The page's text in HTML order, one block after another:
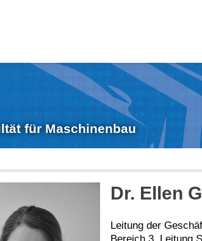
für Maschinenbau
Dr. Ellen
Leitung der